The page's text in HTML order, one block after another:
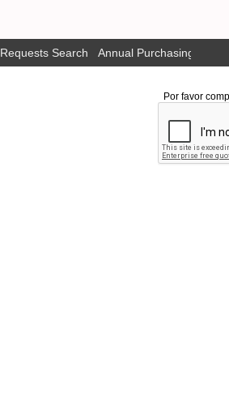
Requests Search Annual Purchasing Plan
Por favor